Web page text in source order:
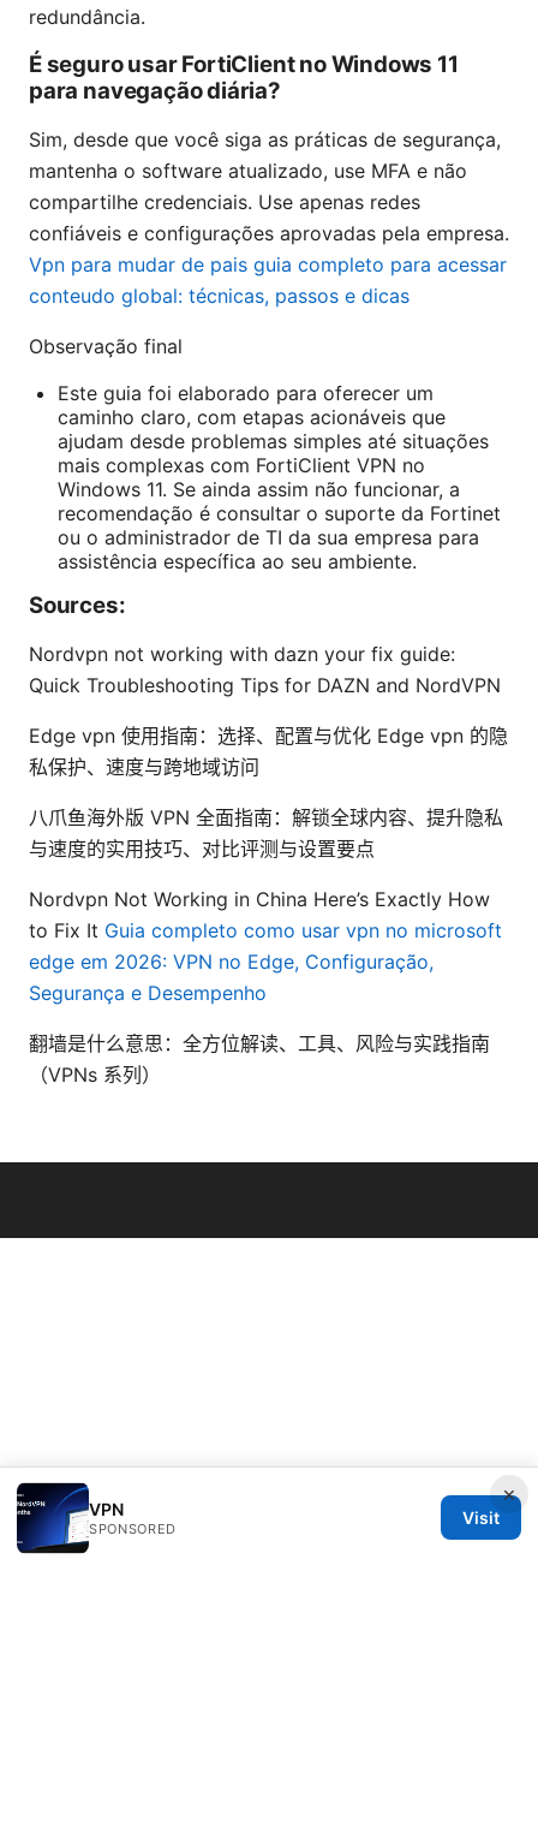
redundância.
É seguro usar FortiClient no Windows 11
para navegação diária?
Sim, desde que você siga as práticas de segurança,
mantenha o software atualizado, use MFA e não
compartilhe credenciais. Use apenas redes
confiáveis e configurações aprovadas pela empresa.
Vpn para mudar de pais guia completo para acessar
conteudo global: técnicas, passos e dicas
Observação final
Este guia foi elaborado para oferecer um
caminho claro, com etapas acionáveis que
ajudam desde problemas simples até situações
mais complexas com FortiClient VPN no
Windows 11. Se ainda assim não funcionar, a
recomendação é consultar o suporte da Fortinet
ou o administrador de TI da sua empresa para
assistência específica ao seu ambiente.
Sources:
Nordvpn not working with dazn your fix guide:
Quick Troubleshooting Tips for DAZN and NordVPN
Edge vpn 使用指南：选择、配置与优化 Edge vpn 的隐
私保护、速度与跨地域访问
八爪鱼海外版 VPN 全面指南：解锁全球内容、提升隐私
与速度的实用技巧、对比评测与设置要点
Nordvpn Not Working in China Here’s Exactly How
to Fix It Guia completo como usar vpn no microsoft
edge em 2026: VPN no Edge, Configuração,
Segurança e Desempenho
翻墙是什么意思：全方位解读、工具、风险与实践指南
（VPNs 系列）
×
VPN
SPONSORED
Visit